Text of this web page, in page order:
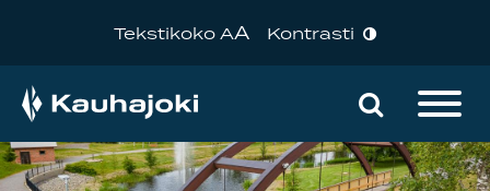
Tekstikoko AA Kontrasti
Päävalikko Hae